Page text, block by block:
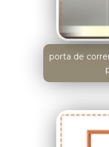
porta de